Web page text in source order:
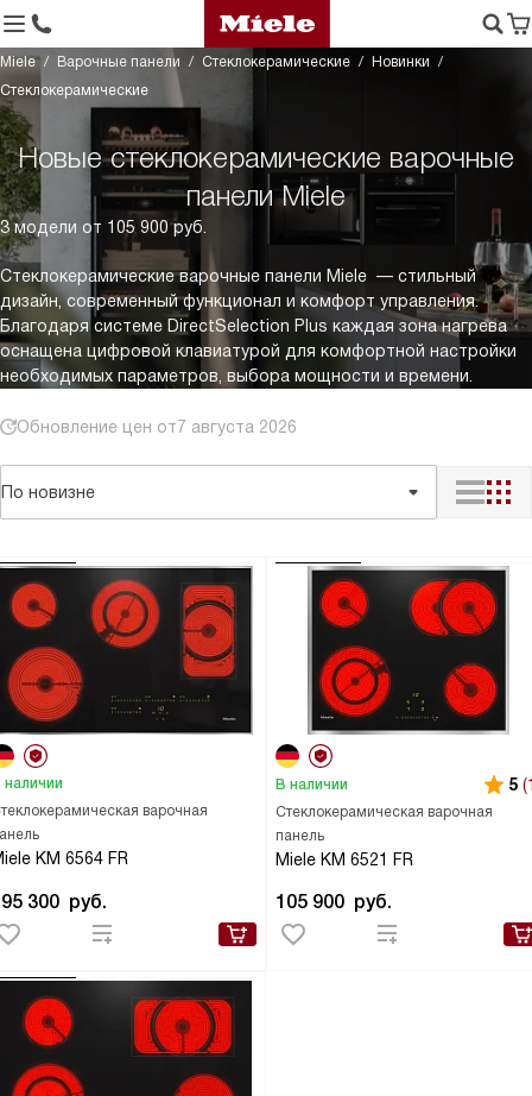
Miele Варочные панели Стеклокерамические
Новинки
Стеклокерамические
Новые стеклокерамические варочные
панели Miele
3 модели от 105 900 руб.
Стеклокерамические варочные панели Miele — стильный
дизайн, современный функционал и комфорт управления.
Благодаря системе DirectSelection Plus каждая зона нагрева
оснащена цифровой клавиатурой для комфортной настройки
необходимых параметров, выбора мощности и времени.
Обновление цен от7 августа 2026
По новизне
варочная
KM 6564 FR
наличии
300 руб.
Стеклокерамическая варочная
панель
Miele KM 6521 FR
В наличии 5
105 900 руб.